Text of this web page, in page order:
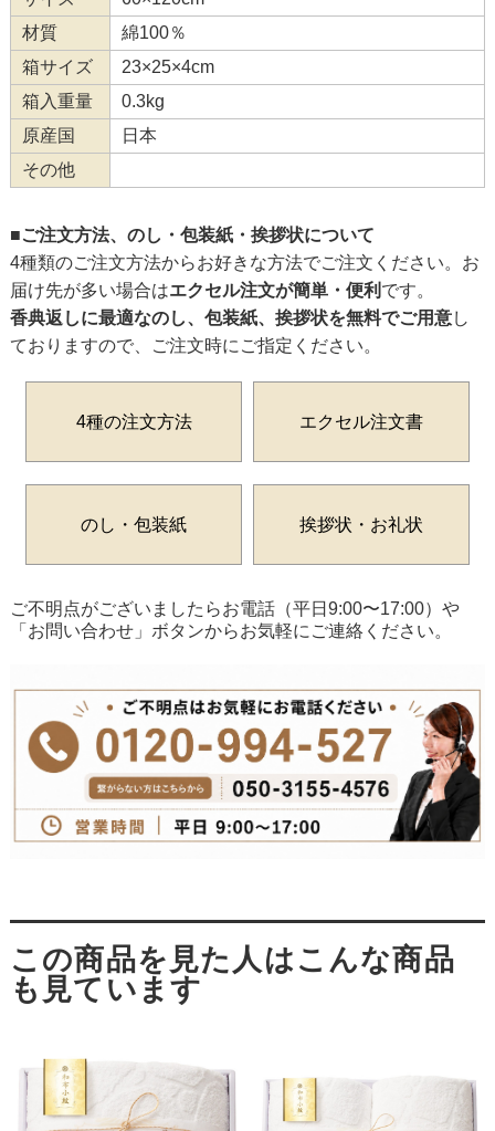
材質
綿100％
箱サイズ
23×25×4cm
箱入重量
0.3kg
原産国
日本
その他
■ご注文方法、のし・包装紙・挨拶状について
4種類のご注文方法からお好きな方法でご注文ください。お
届け先が多い場合はエクセル注文が簡単・便利 です。
香典返しに最適なのし、包装紙、挨拶状を無料でご用意し
ておりますので、ご注文時にご指定ください。
4種の注文方法 エクセル注文書
のし・包装紙 挨拶状・お礼状
ご不明点がございましたらお電話（平日9:00〜17:00）や
「お問い合わせ」ボタンからお気軽にご連絡ください。